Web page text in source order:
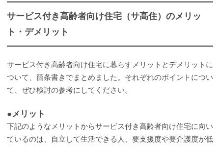
サービス付き高齢者向け住宅（サ高住）のメリッ
ト・デメリット
サービス付き高齢者向け住宅に暮らすメリットとデメリットに
ついて、箇条書きでまとめました。それぞれのポイントについ
て、ぜひ検討の参考にしてください。
●メリット
下記のようなメリットからサービス付き高齢者向け住宅に向い
ているのは、自立して生活できる人、要支援度や要介護度が低